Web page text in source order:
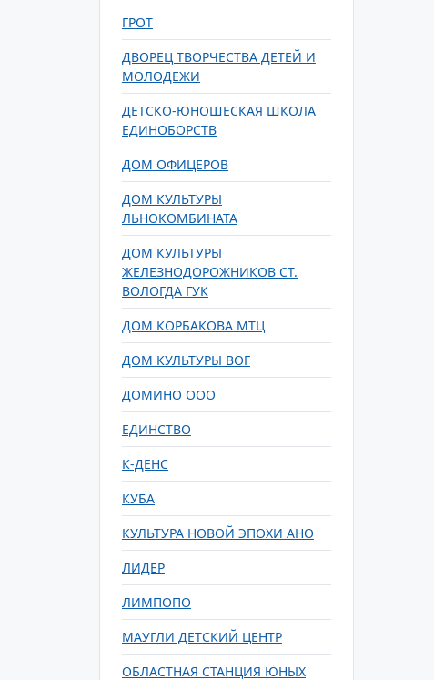
ГРОТ
ДВОРЕЦ ТВОРЧЕСТВА ДЕТЕЙ И
МОЛОДЕЖИ
ДЕТСКО-ЮНОШЕСКАЯ ШКОЛА
ЕДИНОБОРСТВ
ДОМ ОФИЦЕРОВ
ДОМ КУЛЬТУРЫ
ЛЬНОКОМБИНАТА
ДОМ КУЛЬТУРЫ
ЖЕЛЕЗНОДОРОЖНИКОВ СТ.
ВОЛОГДА ГУК
ДОМ КОРБАКОВА МТЦ
ДОМ КУЛЬТУРЫ ВОГ
ДОМИНО ООО
ЕДИНСТВО
К-ДЕНС
КУБА
КУЛЬТУРА НОВОЙ ЭПОХИ АНО
ЛИДЕР
ЛИМПОПО
МАУГЛИ ДЕТСКИЙ ЦЕНТР
ОБЛАСТНАЯ СТАНЦИЯ ЮНЫХ